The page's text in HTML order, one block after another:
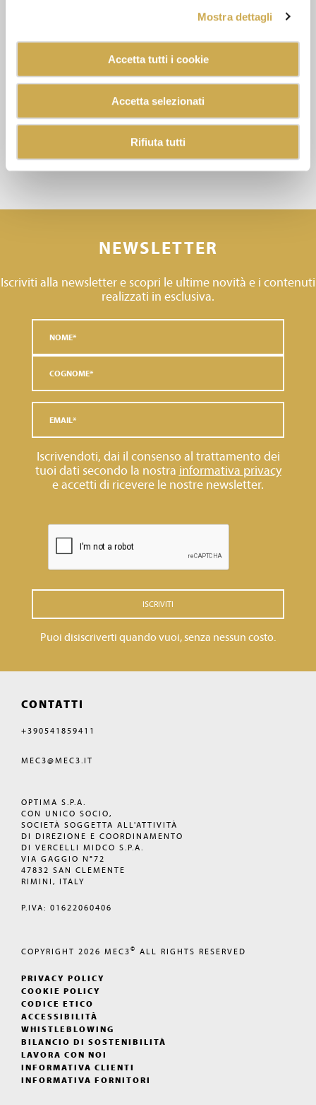
Mostra dettagli
Accetta tutti i cookie
Accetta selezionati
Rifiuta tutti
NEWSLETTER
Iscriviti alla newsletter e scopri le ultime novità e i contenuti
realizzati in esclusiva.
Iscrivendoti, dai il consenso al trattamento dei
tuoi dati secondo la nostra informativa privacy
e accetti di ricevere le nostre newsletter.
ISCRIVITI
Puoi disiscriverti quando vuoi, senza nessun costo.
CONTATTI
+390541859411
MEC3@MEC3.IT
OPTIMA S.P.A.
CON UNICO SOCIO,
SOCIETÀ SOGGETTA ALL'ATTIVITÀ
DI DIREZIONE E COORDINAMENTO
DI VERCELLI MIDCO S.P.A.
VIA GAGGIO N°72
47832 SAN CLEMENTE
RIMINI, ITALY
P.IVA: 01622060406
COPYRIGHT 2026 MEC3© ALL RIGHTS RESERVED
PRIVACY POLICY
COOKIE POLICY
CODICE ETICO
ACCESSIBILITÀ
WHISTLEBLOWING
BILANCIO DI SOSTENIBILITÀ
LAVORA CON NOI
INFORMATIVA CLIENTI
INFORMATIVA FORNITORI